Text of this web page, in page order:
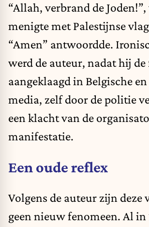
“Allah, verbrand de
menigte met Palestijnse
“Amen” antwoordde.
werd de auteur, nadat hij
aangeklaagd in Belgische
media, zelf door de politie
een klacht van de
manifestatie.
Een oude reflex
Volgens de auteur zijn deze
geen nieuw fenomeen. Al in